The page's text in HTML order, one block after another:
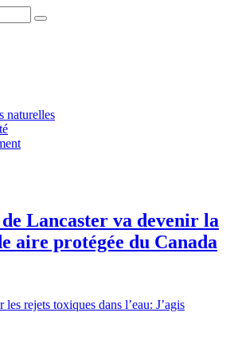
naturelles
Lancaster va devenir la
aire protégée du Canada
rejets toxiques dans l’eau: J’agis